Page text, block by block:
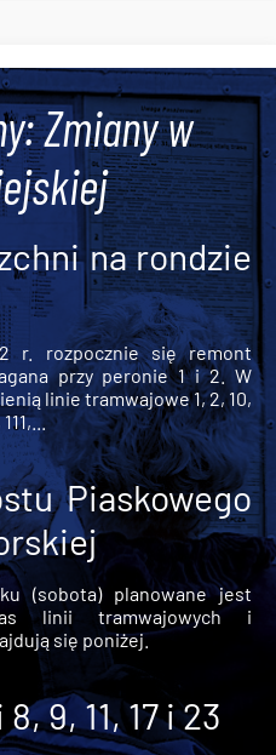
Zmiany w
na rondzie
r. rozpocznie się remont
przy peronie 1 i 2. W
linie tramwajowe 1, 2, 10,
Piaskowego
(sobota) planowane jest
linii tramwajowych i
się poniżej.
9, 11, 17 i 23